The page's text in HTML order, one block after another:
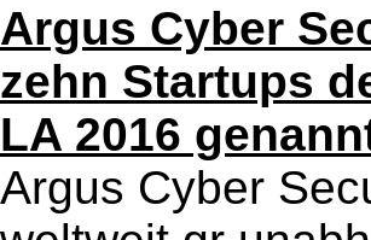
Argus Cyber
zehn Startups
LA 2016
Argus Cyber